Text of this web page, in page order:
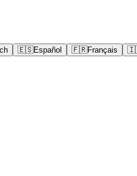
🇪🇸Español 🇫🇷Français